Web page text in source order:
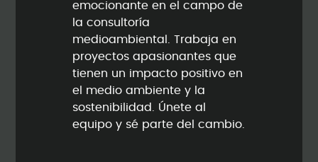
emocionante en el campo de
la consultoría
medioambiental. Trabaja en
proyectos apasionantes que
tienen un impacto positivo en
el medio ambiente y la
sostenibilidad. Únete al
equipo y sé parte del cambio.